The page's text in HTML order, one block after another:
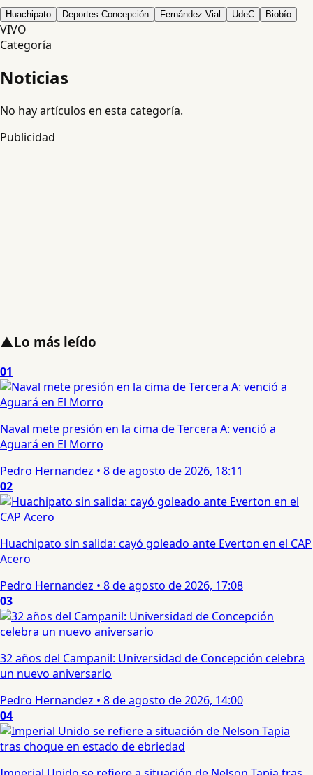
Huachipato Deportes Concepción Fernández Vial UdeC Biobío
VIVO
Categoría
Noticias
No hay artículos en esta categoría.
Publicidad
▲Lo más leído
01
Naval mete presión en la cima de Tercera A: venció a
Aguará en El Morro
Pedro Hernandez • 8 de agosto de 2026, 18:11
02
Huachipato sin salida: cayó goleado ante Everton en el CAP
Acero
Pedro Hernandez • 8 de agosto de 2026, 17:08
03
32 años del Campanil: Universidad de Concepción celebra
un nuevo aniversario
Pedro Hernandez • 8 de agosto de 2026, 14:00
04